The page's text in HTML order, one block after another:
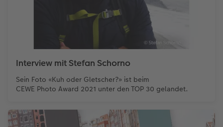
Interview mit Stefan Schorno
Sein Foto «Kuh oder Gletscher?» ist beim
CEWE Photo Award 2021 unter den TOP 30 gelandet.